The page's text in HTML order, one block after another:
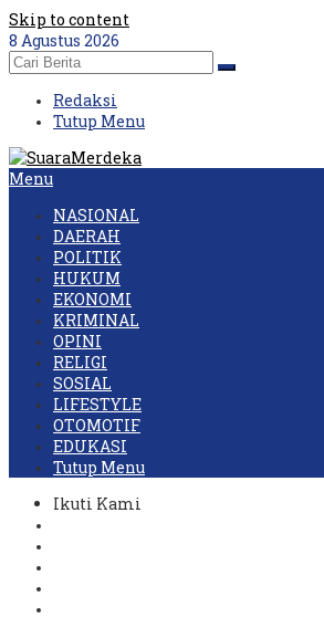
Skip to content
8 Agustus 2026
Redaksi
Tutup Menu
Menu
NASIONAL
DAERAH
POLITIK
HUKUM
EKONOMI
KRIMINAL
OPINI
RELIGI
SOSIAL
LIFESTYLE
OTOMOTIF
EDUKASI
Tutup Menu
Ikuti Kami